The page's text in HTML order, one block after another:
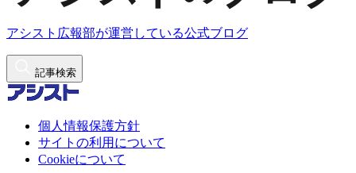
アシスト広報部が運営している公式ブログ
記事検索
個人情報保護方針
サイトの利用について
Cookieについて